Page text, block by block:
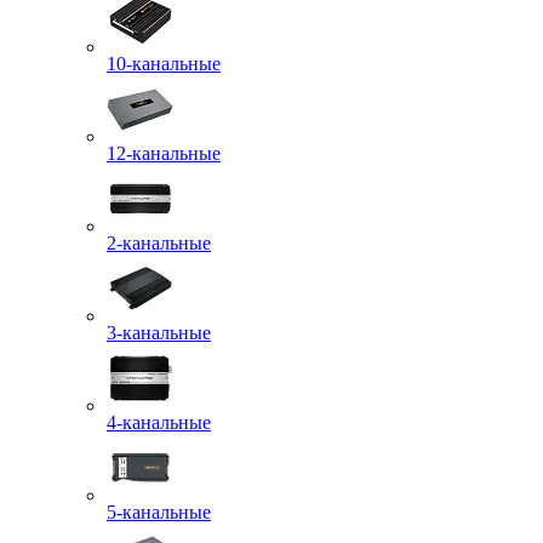
10-канальные
12-канальные
2-канальные
3-канальные
4-канальные
5-канальные